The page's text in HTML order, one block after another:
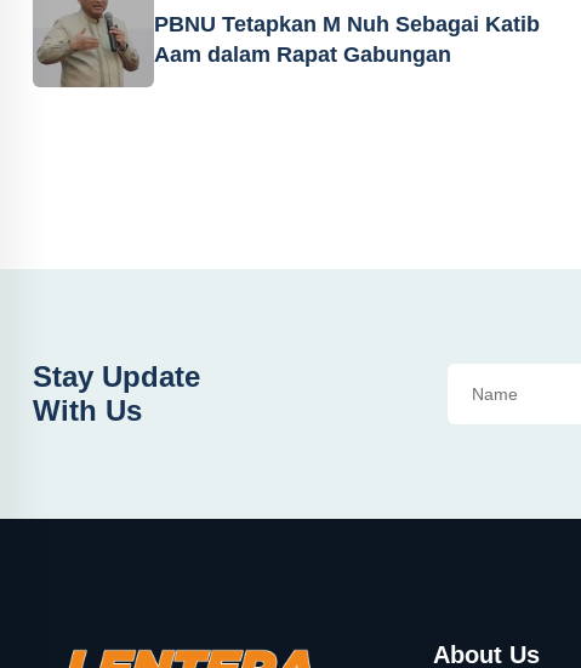
PBNU Tetapkan M Nuh Sebagai Katib
Aam dalam Rapat Gabungan
Stay Update
With Us
About Us